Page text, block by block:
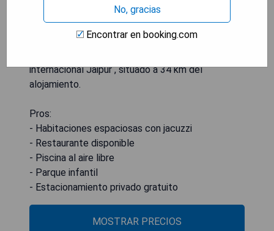
populares en la zona. El Palacio de la Ciudad se
encuentra a 22 km del resort Amrit Van Resort ,
mientras que Jantar Mantar está a 22 km . El
internacional Jaipur , situado a 34 km del
alojamiento.
Pros:
- Habitaciones espaciosas con jacuzzi
- Restaurante disponible
- Piscina al aire libre
- Parque infantil
- Estacionamiento privado gratuito
MOSTRAR PRECIOS
No, gracias
Encontrar en booking.com